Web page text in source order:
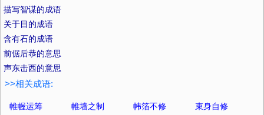
描写智谋的成语
关于目的成语
含有石的成语
前倨后恭的意思
声东击西的意思
>>相关成语:
帷幄运筹 帷墙之制 帏箔不修
束身自修